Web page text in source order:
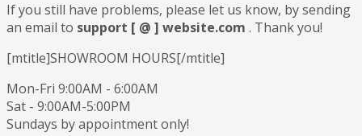
If you still have problems, please let us know, by sending
an email to support [ @ ] website.com . Thank you!
[mtitle]SHOWROOM HOURS[/mtitle]
Mon-Fri 9:00AM - 6:00AM
Sat - 9:00AM-5:00PM
Sundays by appointment only!